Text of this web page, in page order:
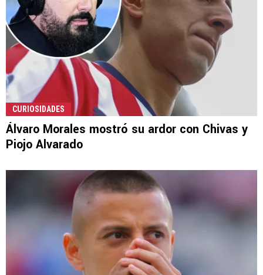
CURIOSIDADES
Álvaro Morales mostró su ardor con Chivas y
Piojo Alvarado